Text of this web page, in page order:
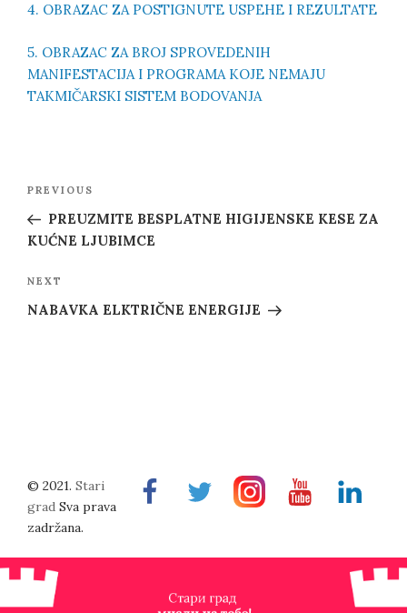
4. OBRAZAC ZA POSTIGNUTE USPEHE I REZULTATE
5. OBRAZAC ZA BROJ SPROVEDENIH
MANIFESTACIJA I PROGRAMA KOJE NEMAJU
TAKMIČARSKI SISTEM BODOVANJA
Post
Previous
Post
PREVIOUS
PREUZMITE BESPLATNE HIGIJENSKE KESE ZA
KUĆNE LJUBIMCE
Next
Post
NEXT
NABAVKA ELKTRIČNE ENERGIJE
FacebookTwitterInstragramYoutubeLinkedin
© 2021. Stari
grad Sva prava
zadržana.